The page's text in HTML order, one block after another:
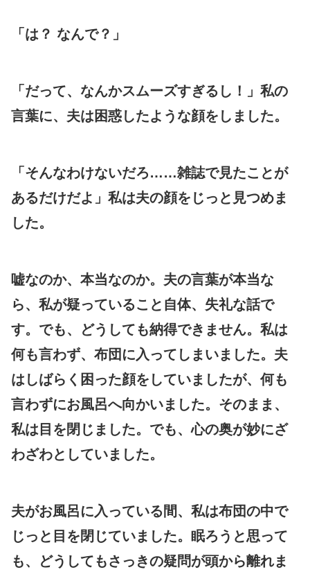
「は？ なんで？」
「だって、なんかスムーズすぎるし！」私の
言葉に、夫は困惑したような顔をしました。
「そんなわけないだろ……雑誌で見たことが
あるだけだよ」私は夫の顔をじっと見つめま
した。
嘘なのか、本当なのか。夫の言葉が本当な
ら、私が疑っていること自体、失礼な話で
す。でも、どうしても納得できません。私は
何も言わず、布団に入ってしまいました。夫
はしばらく困った顔をしていましたが、何も
言わずにお風呂へ向かいました。そのまま、
私は目を閉じました。でも、心の奥が妙にざ
わざわとしていました。
夫がお風呂に入っている間、私は布団の中で
じっと目を閉じていました。眠ろうと思って
も、どうしてもさっきの疑問が頭から離れま